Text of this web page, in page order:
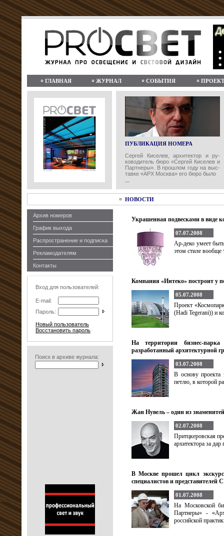
ГЛАВНАЯ ЖУРНАЛ СОБЫТИЯ
ПУБЛИКАЦИЯ НОМЕРА
Сергей Киселев, архитектор и ру-
ководитель бюро «Сергей Киселев и
Партнеры». В прошлом году на выс-
тавке «АРХ Москва» его бюро было
...
НОВОСТИ
Архив номеров
График выхода
Распространение и подписка
Рекламодателям
Контакты
Вход для пользователей:
E-mail:
Пароль:
Новый пользователь
Восстановить пароль
Поиск в архиве журнала:
Украшенная подвесками в виде
07.07.2008
Ар-деко умеет
этом стиле вообще
Компания «Интеко» построит у
05.07.2008
Проект
(Hadi Tegerani)) и
На территории бизнес-
разработанный архитектурной
03.07.2008
В основу проекта
петлю, в которой
Жан Нувель – один из
02.07.2008
Притцкеровская
архитектора за
В Москве прошел цикл
специалистов и представителей
01.07.2008
На Московской
Партнеры» -
российской